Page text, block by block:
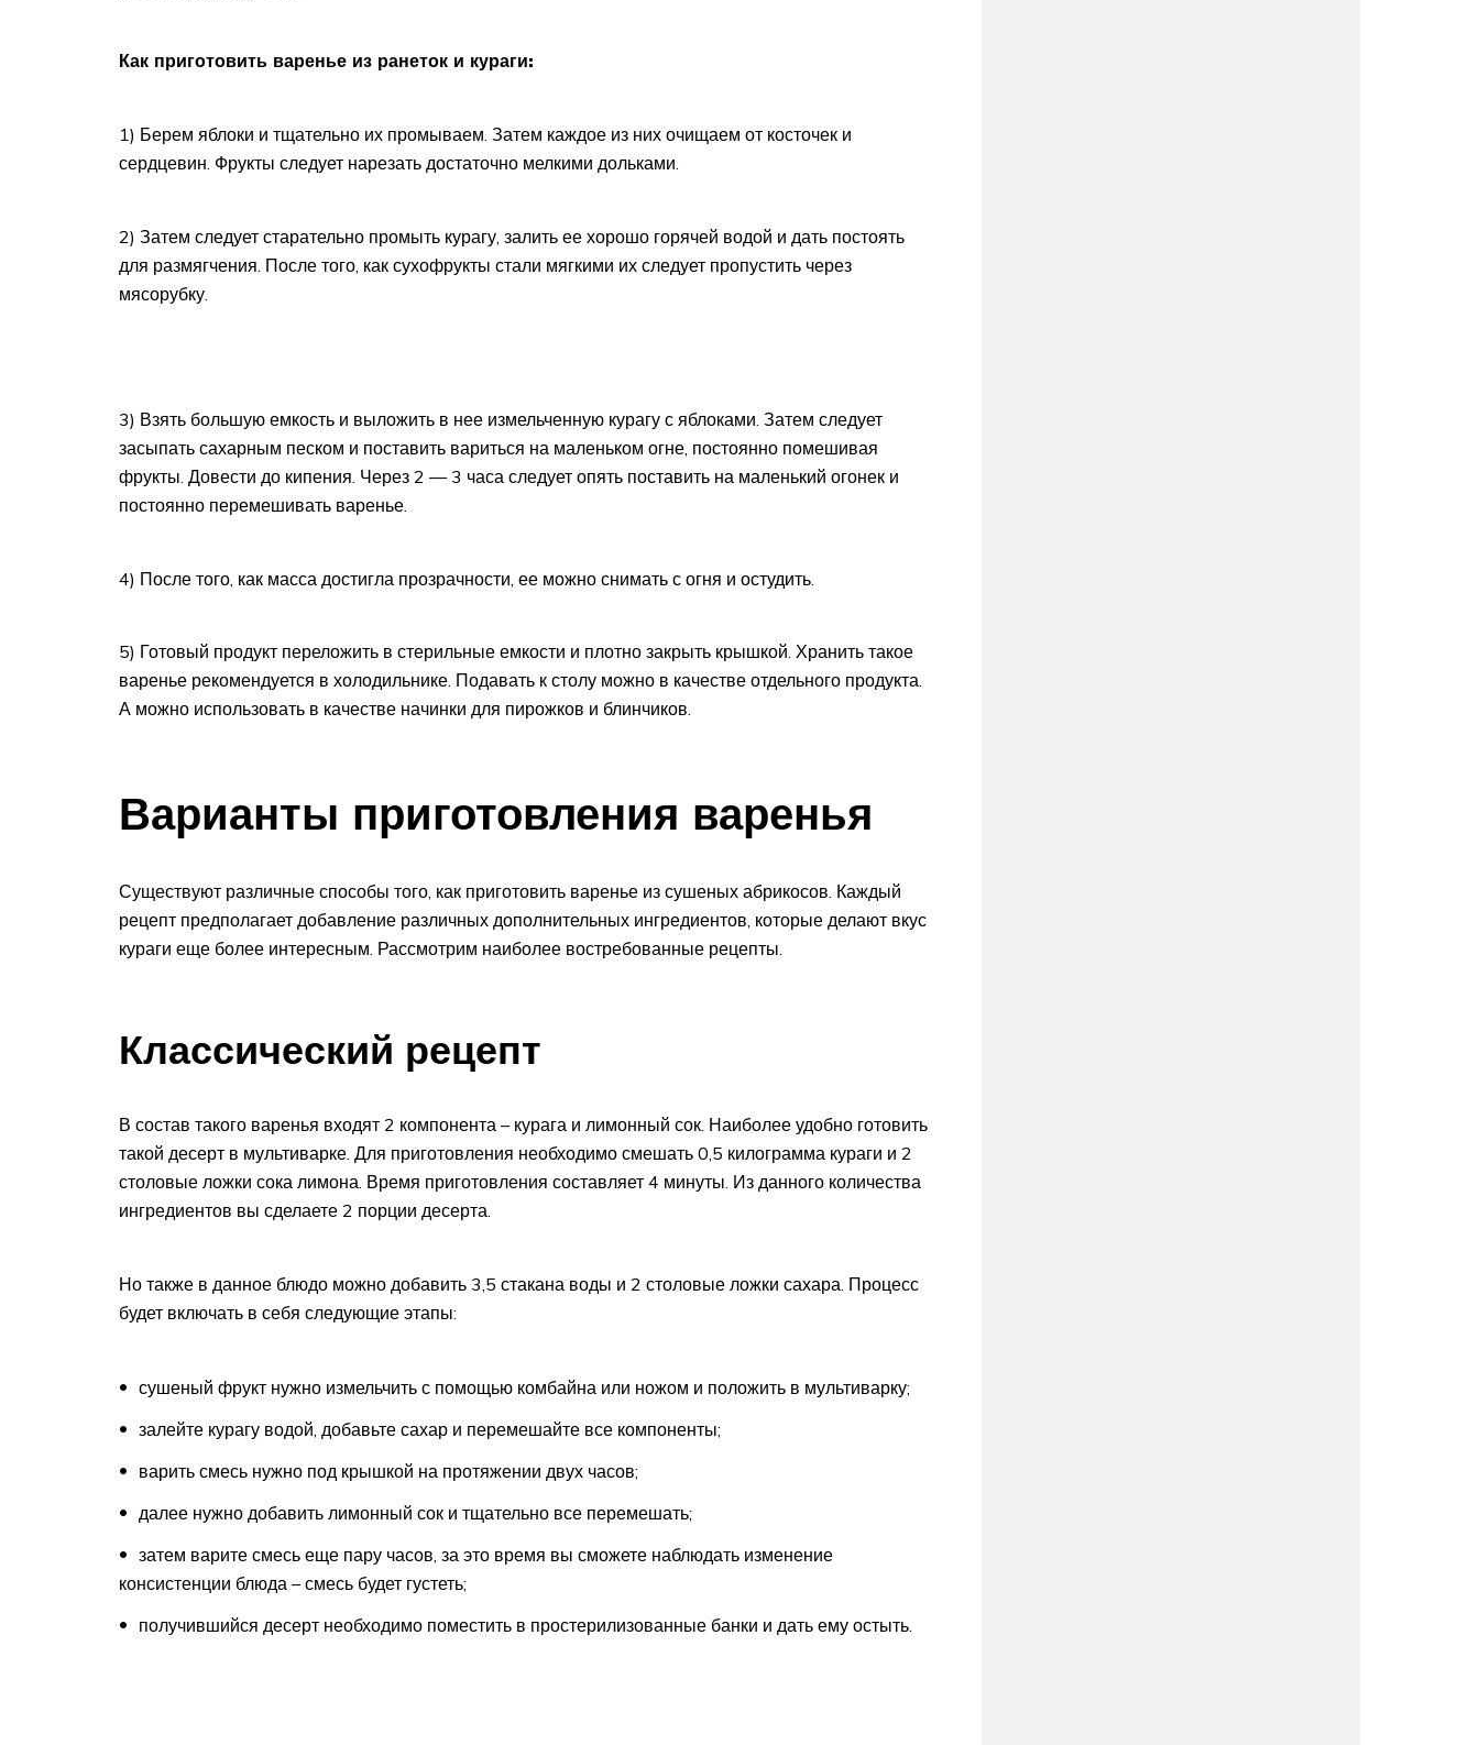
Как приготовить варенье из ранеток и кураги:
1) Берем яблоки и тщательно их промываем. Затем каждое из них очищаем от косточек и
сердцевин. Фрукты следует нарезать достаточно мелкими дольками.
2) Затем следует старательно промыть курагу, залить ее хорошо горячей водой и дать постоять
для размягчения. После того, как сухофрукты стали мягкими их следует пропустить через
мясорубку.
3) Взять большую емкость и выложить в нее измельченную курагу с яблоками. Затем следует
засыпать сахарным песком и поставить вариться на маленьком огне, постоянно помешивая
фрукты. Довести до кипения. Через 2 — 3 часа следует опять поставить на маленький огонек и
постоянно перемешивать варенье.
4) После того, как масса достигла прозрачности, ее можно снимать с огня и остудить.
5) Готовый продукт переложить в стерильные емкости и плотно закрыть крышкой. Хранить такое
варенье рекомендуется в холодильнике. Подавать к столу можно в качестве отдельного продукта.
А можно использовать в качестве начинки для пирожков и блинчиков.
Варианты приготовления варенья
Существуют различные способы того, как приготовить варенье из сушеных абрикосов. Каждый
рецепт предполагает добавление различных дополнительных ингредиентов, которые делают вкус
кураги еще более интересным. Рассмотрим наиболее востребованные рецепты.
Классический рецепт
В состав такого варенья входят 2 компонента – курага и лимонный сок. Наиболее удобно готовить
такой десерт в мультиварке. Для приготовления необходимо смешать 0,5 килограмма кураги и 2
столовые ложки сока лимона. Время приготовления составляет 4 минуты. Из данного количества
ингредиентов вы сделаете 2 порции десерта.
Но также в данное блюдо можно добавить 3,5 стакана воды и 2 столовые ложки сахара. Процесс
будет включать в себя следующие этапы:
сушеный фрукт нужно измельчить с помощью комбайна или ножом и положить в мультиварку;
залейте курагу водой, добавьте сахар и перемешайте все компоненты;
варить смесь нужно под крышкой на протяжении двух часов;
далее нужно добавить лимонный сок и тщательно все перемешать;
затем варите смесь еще пару часов, за это время вы сможете наблюдать изменение
консистенции блюда – смесь будет густеть;
получившийся десерт необходимо поместить в простерилизованные банки и дать ему остыть.